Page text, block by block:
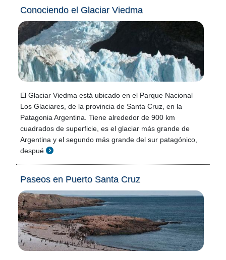
Conociendo el Glaciar Viedma
El Glaciar Viedma está ubicado en el Parque Nacional
Los Glaciares, de la provincia de Santa Cruz, en la
Patagonia Argentina. Tiene alrededor de 900 km
cuadrados de superficie, es el glaciar más grande de
Argentina y el segundo más grande del sur patagónico,
despué
Paseos en Puerto Santa Cruz